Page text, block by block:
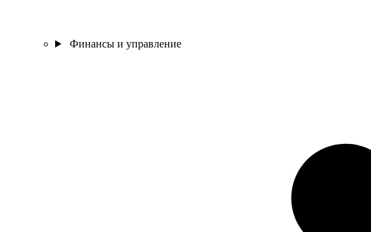
Финансы и управление